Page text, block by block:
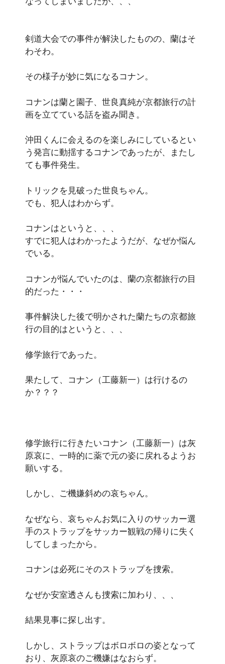
剣道大会での事件が解決したものの、蘭はそ
わそわ。
その様子が妙に気になるコナン。
コナンは蘭と園子、世良真純が京都旅行の計
画を立てている話を盗み聞き。
沖田くんに会えるのを楽しみにしているとい
う発言に動揺するコナンであったが、またし
ても事件発生。
トリックを見破った世良ちゃん。
でも、犯人はわからず。
コナンはというと、、、
すでに犯人はわかったようだが、なぜか悩ん
でいる。
コナンが悩んでいたのは、蘭の京都旅行の目
的だった・・・
事件解決した後で明かされた蘭たちの京都旅
行の目的はというと、、、
修学旅行であった。
果たして、コナン（工藤新一）は行けるの
か？？？
修学旅行に行きたいコナン（工藤新一）は灰
原哀に、一時的に薬で元の姿に戻れるようお
願いする。
しかし、ご機嫌斜めの哀ちゃん。
なぜなら、哀ちゃんお気に入りのサッカー選
手のストラップをサッカー観戦の帰りに失く
してしまったから。
コナンは必死にそのストラップを捜索。
なぜか安室透さんも捜索に加わり、、、
結果見事に探し出す。
しかし、ストラップはボロボロの姿となって
おり、灰原哀のご機嫌はなおらず。